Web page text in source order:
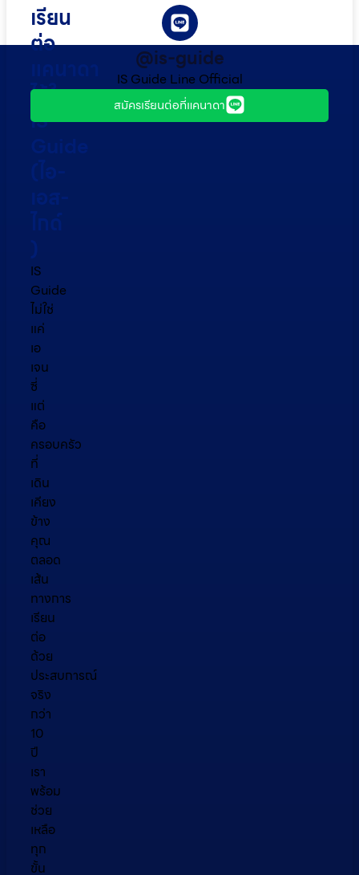
เรียน
ต่อ
ไว้ใจ
IS
Guide
(ไอ-
เอส-
ไกด์​
)
IS
Guide
ไม่ใช่
แค่
เอ
เจน
ซี่
แต่
คือ
ครอบครัว
ที่
เดิน
เคียง
ข้าง
คุณ
ตลอด
เส้น
ทางการ
เรียน
ต่อ
ด้วย
ประสบการณ์
จริง
กว่า
10
ปี
เรา
พร้อม
ช่วย
เหลือ
ทุก
ขั้น
@is-guide
IS Guide Line Official
สมัครเรียนต่อที่แคนาดา